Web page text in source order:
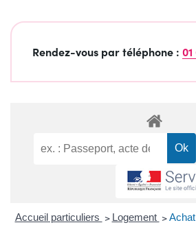
Rendez-vous par téléphone :
Accueil particuliers > Logement >